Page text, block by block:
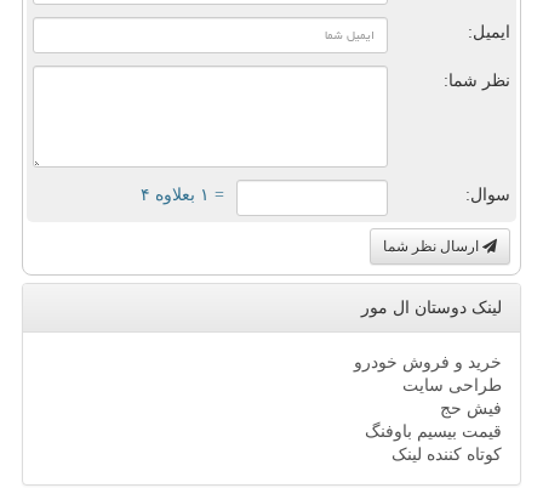
ایمیل:
نظر شما:
سوال: = ۱ بعلاوه ۴
ارسال نظر شما
لینک دوستان ال مور
خرید و فروش خودرو
طراحی سایت
فیش حج
قیمت بیسیم باوفنگ
کوتاه کننده لینک